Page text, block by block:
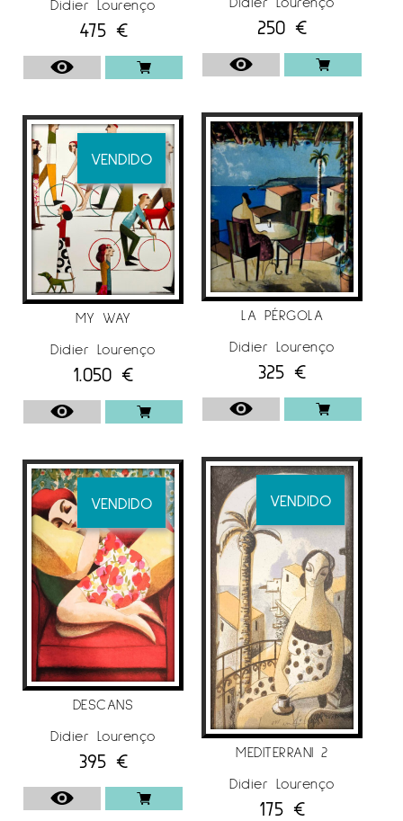
Didier Lourenço
475 €
VENDIDO
MY WAY
Didier Lourenço
1.050 €
VENDIDO
DESCANS
Didier Lourenço
395 €
250 €
LA PÉRGOLA
Didier Lourenço
325 €
VENDIDO
MEDITERRANI 2
Didier Lourenço
175 €